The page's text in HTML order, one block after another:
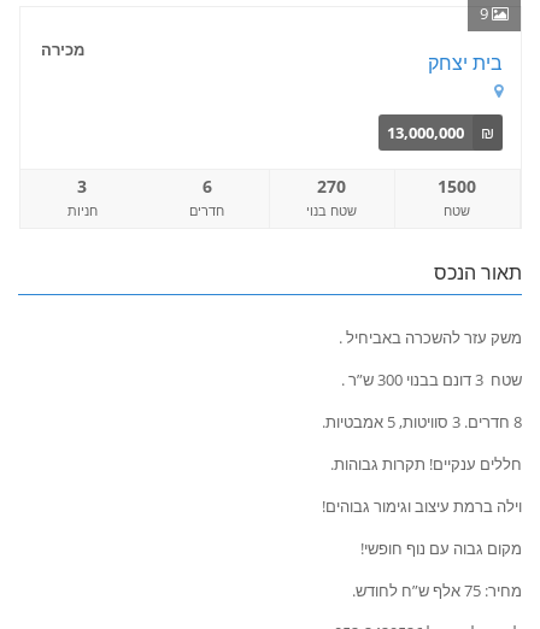
9
מכירה
בית יצחק
₪
13,000,000
1500
שטח
270
שטח בנוי
6
חדרים
3
חניות
תאור הנכס
משק עזר להשכרה באביחיל .
שטח 3 דונם בבנוי 300 ש”ר .
8 חדרים. 3 סוויטות, 5 אמבטיות.
חללים ענקיים! תקרות גבוהות.
וילה ברמת עיצוב וגימור גבוהים!
מקום גבוה עם נוף חופשי!
מחיר: 75 אלף ש”ח לחודש.